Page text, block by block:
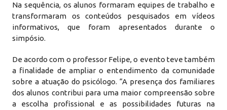
Na sequência, os alunos formaram equipes de trabalho e
transformaram os conteúdos pesquisados em vídeos
informativos, que foram apresentados durante o
simpósio.
De acordo com o professor Felipe, o evento teve também
a finalidade de ampliar o entendimento da comunidade
sobre a atuação do psicólogo. “A presença dos familiares
dos alunos contribui para uma maior compreensão sobre
a escolha profissional e as possibilidades futuras na